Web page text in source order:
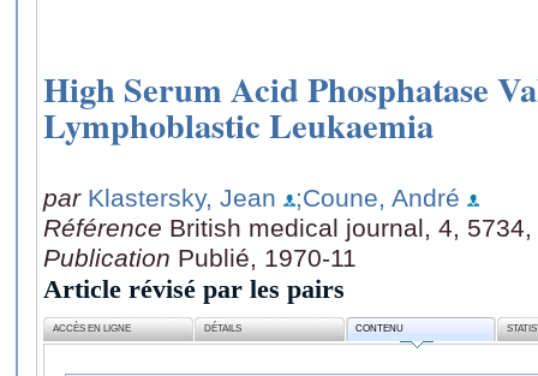
High Serum Acid Phosphatase
Lymphoblastic Leukaemia
par Klastersky, Jean
;Coune, André
Référence British medical journal, 4,
Publication Publié, 1970-11
Article révisé par les pairs
ACCÈS EN LIGNE DÉTAILS CONTENU